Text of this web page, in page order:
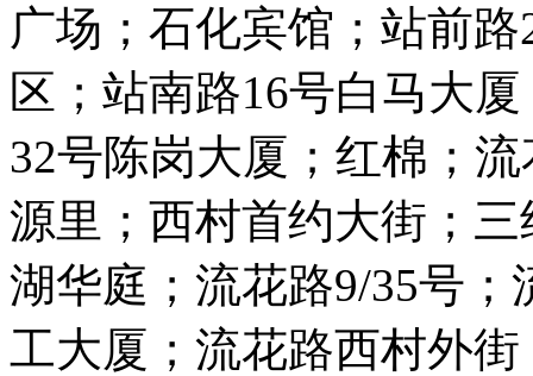
广场；石化宾馆；站前
区；站南路16号白马大
32号陈岗大厦；红棉；
源里；西村首约大街；
湖华庭；流花路9/35号；
工大厦；流花路西村外